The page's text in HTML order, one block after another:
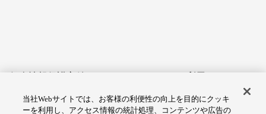
アクセシビリティへの対応
Cookie設定
当社Webサイトでは、お客様の利便性の向上を目的にクッキ
ーを利用し、アクセス情報の統計処理、コンテンツや広告の